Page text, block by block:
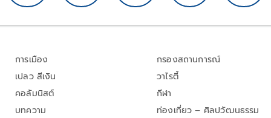
การเมือง
เปลว สีเงิน
คอลัมนิสต์
บทความ
กรองสถานการณ์
วาไรตี้
กีฬา
ท่องเที่ยว – ศิลปวัฒนธรรม